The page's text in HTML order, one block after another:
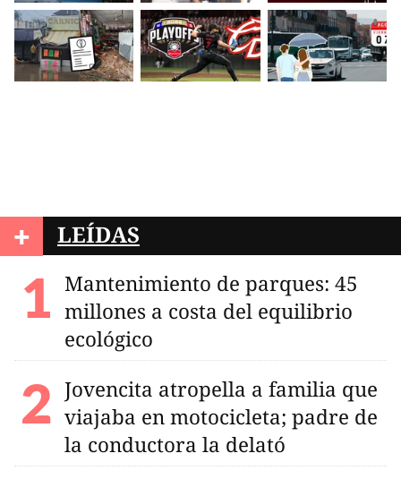
+ LEÍDAS
Mantenimiento de parques: 45
millones a costa del equilibrio
ecológico
Jovencita atropella a familia que
viajaba en motocicleta; padre de
la conductora la delató